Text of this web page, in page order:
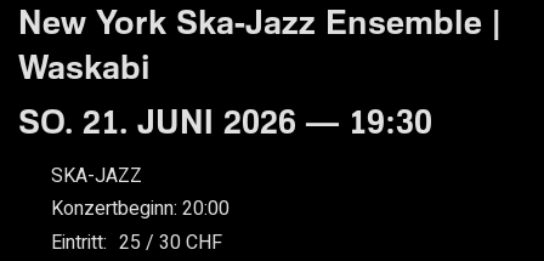
New York Ska-Jazz Ensemble |
Waskabi
SO. 21. JUNI 2026 — 19:30
SKA-JAZZ
Konzertbeginn: 20:00
Eintritt: 25
30